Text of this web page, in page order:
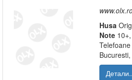
Husa
Note 10+,